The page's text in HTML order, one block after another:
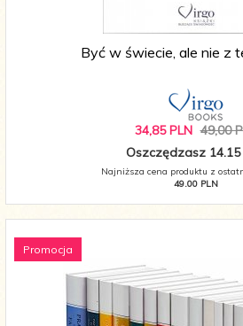
Być w świecie, ale nie z
34,85 PLN 49,00
Oszczędzasz 14.15
Najniższa cena produktu z
49.00 PLN
Promocja